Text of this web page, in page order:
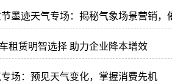
墨迹天气专场：揭秘气象场景营销，
租赁明智选择 助力企业降本增效
场：预见天气变化，掌握消费先机